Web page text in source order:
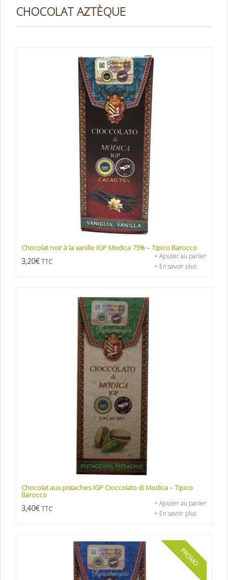
CHOCOLAT AZTÈQUE
Chocolat noir à la vanille IGP Modica 75% – Tipico Barocco
3,20€ TTC
+ Ajouter au panier
+ En savoir plus
Chocolat aux pistaches IGP Cioccolato di Modica – Tipico
Barocco
3,40€ TTC
+ Ajouter au panier
+ En savoir plus
PROMO